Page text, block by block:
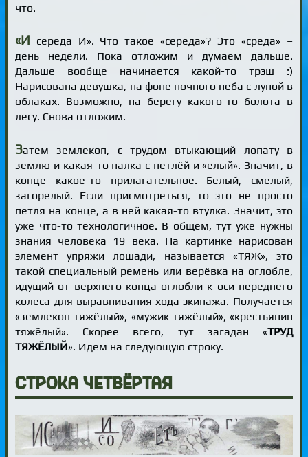
что.
«И середа И». Что такое «середа»? Это «среда» –
день недели. Пока отложим и думаем дальше.
Дальше вообще начинается какой-то трэш :)
Нарисована девушка, на фоне ночного неба с луной в
облаках. Возможно, на берегу какого-то болота в
лесу. Снова отложим.
Затем землекоп, с трудом втыкающий лопату в
землю и какая-то палка с петлёй и «елый». Значит, в
конце какое-то прилагательное. Белый, смелый,
загорелый. Если присмотреться, то это не просто
петля на конце, а в ней какая-то втулка. Значит, это
уже что-то технологичное. В общем, тут уже нужны
знания человека 19 века. На картинке нарисован
элемент упряжи лошади, называется «ТЯЖ», это
такой специальный ремень или верёвка на оглобле,
идущий от верхнего конца оглобли к оси переднего
колеса для выравнивания хода экипажа. Получается
«землекоп тяжёлый», «мужик тяжёлый», «крестьянин
тяжёлый». Скорее всего, тут загадан «ТРУД
ТЯЖЁЛЫЙ». Идём на следующую строку.
Строка четвёртая